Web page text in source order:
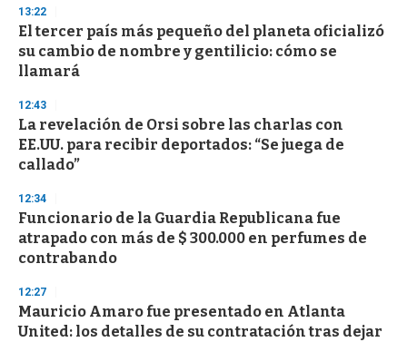
d
s
13:22
El tercer país más pequeño del planeta oficializó
su cambio de nombre y gentilicio: cómo se
llamará
12:43
La revelación de Orsi sobre las charlas con
EE.UU. para recibir deportados: “Se juega de
callado”
12:34
Funcionario de la Guardia Republicana fue
atrapado con más de $ 300.000 en perfumes de
contrabando
12:27
Mauricio Amaro fue presentado en Atlanta
United: los detalles de su contratación tras dejar